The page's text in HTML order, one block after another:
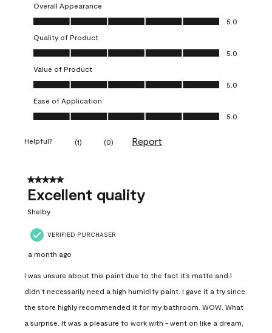
Overall Appearance
Overall Appearance, 5.0 out of 5
5.0
Quality of Product
Quality of Product, 5.0 out of 5
5.0
Value of Product
Value of Product, 5.0 out of 5
5.0
Ease of Application
Ease of Application, 5.0 out of 5
5.0
Helpful? (1) (0) Report
5 out of 5 stars.
Excellent quality
Shelby
VERIFIED PURCHASER
a month ago
I was unsure about this paint due to the fact it’s matte and I
didn’t necessarily need a high humidity paint. I gave it a try since
the store highly recommended it for my bathroom. WOW. What
a surprise. It was a pleasure to work with - went on like a dream,